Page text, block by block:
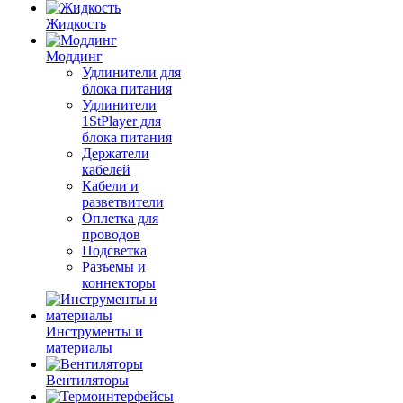
Жидкость
Моддинг
Удлинители для
блока питания
Удлинители
1StPlayer для
блока питания
Держатели
кабелей
Кабели и
разветвители
Оплетка для
проводов
Подсветка
Разъемы и
коннекторы
Инструменты и
материалы
Вентиляторы